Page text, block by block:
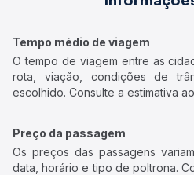
Tempo médio de viagem
O tempo de viagem entre as
rota, viação, condições de
escolhido. Consulte a estimativa
Preço da passagem
Os preços das passagens
data, horário e tipo de poltrona.